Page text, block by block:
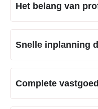
Het belang van
Snelle inplanning
Complete